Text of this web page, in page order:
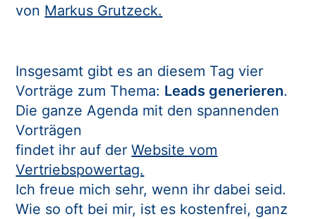
von Markus Grutzeck.
Insgesamt gibt es an diesem Tag vier
Vorträge zum Thema: Leads generieren.
Die ganze Agenda mit den spannenden
Vorträgen
findet ihr auf derWebsite vom
Vertriebspowertag.
Ich freue mich sehr, wenn ihr dabei seid.
Wie so oft bei mir, ist es kostenfrei, ganz